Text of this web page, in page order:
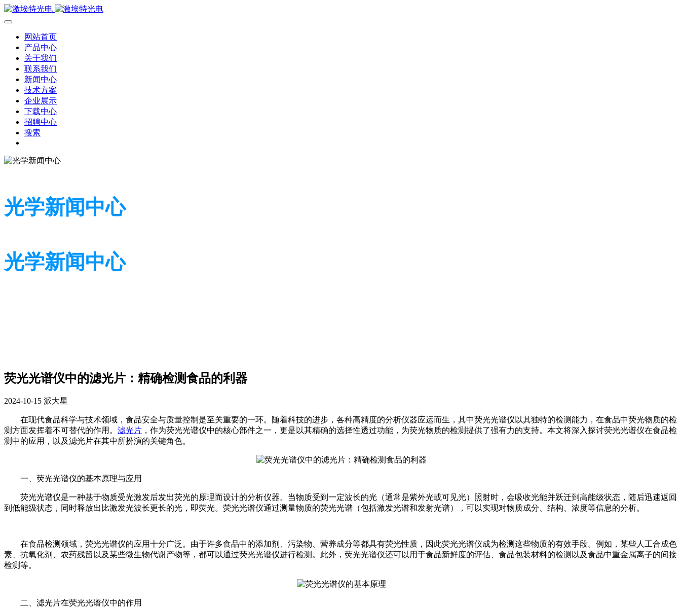
网站首页
产品中心
关于我们
联系我们
新闻中心
技术方案
企业展示
下载中心
招聘中心
搜索
光学新闻中心
光学新闻中心
荧光光谱仪中的滤光片：精确检测食品的利器
2024-10-15 派大星
在现代食品科学与技术领域，食品安全与质量控制是至关重要的一环。随着科技的进步，各种高精度的分析仪器应运而生，其中荧光光谱仪以其独特的检测能力，在食品中荧光物质的检
测方面发挥着不可替代的作用。 滤光片 ，作为荧光光谱仪中的核心部件之一，更是以其精确的选择性透过功能，为荧光物质的检测提供了强有力的支持。本文将深入探讨荧光光谱仪在食品检
测中的应用，以及滤光片在其中所扮演的关键角色。
一、荧光光谱仪的基本原理与应用
荧光光谱仪是一种基于物质受光激发后发出荧光的原理而设计的分析仪器。当物质受到一定波长的光（通常是紫外光或可见光）照射时，会吸收光能并跃迁到高能级状态，随后迅速返回
到低能级状态，同时释放出比激发光波长更长的光，即荧光。荧光光谱仪通过测量物质的荧光光谱（包括激发光谱和发射光谱），可以实现对物质成分、结构、浓度等信息的分析。
在食品检测领域，荧光光谱仪的应用十分广泛。由于许多食品中的添加剂、污染物、营养成分等都具有荧光性质，因此荧光光谱仪成为检测这些物质的有效手段。例如，某些人工合成色
素、抗氧化剂、农药残留以及某些微生物代谢产物等，都可以通过荧光光谱仪进行检测。此外，荧光光谱仪还可以用于食品新鲜度的评估、食品包装材料的检测以及食品中重金属离子的间接
检测等。
二、滤光片在荧光光谱仪中的作用